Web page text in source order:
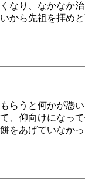
なり、なかなか
から先祖を拝め
らうと何かが憑
、仰向けになっ
をあげていなか